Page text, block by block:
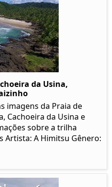
da Usina,
imagens da Praia de
Cachoeira da Usina e
sobre a trilha
Artista: A Himitsu Gênero: